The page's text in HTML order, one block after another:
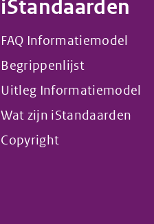
iStandaarden
FAQ Informatiemodel
Begrippenlijst
Uitleg Informatiemodel
Wat zijn iStandaarden
Copyright